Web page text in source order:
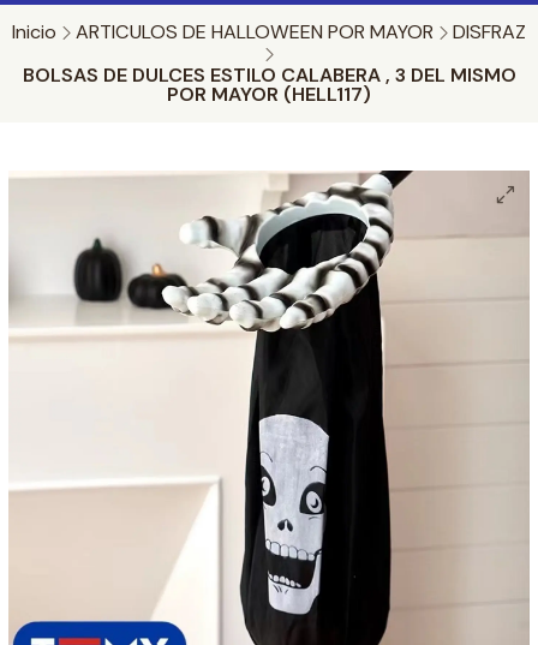
Inicio ARTICULOS DE HALLOWEEN POR MAYOR
DISFRAZ
BOLSAS DE DULCES ESTILO CALABERA , 3 DEL MISMO
POR MAYOR (HELL117)